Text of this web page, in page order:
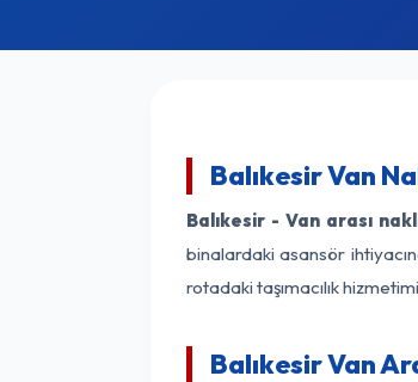
Balıkesir Van
Balıkesir - Van arası
binalardaki asansör
rotadaki taşımacılık
Balıkesir Van